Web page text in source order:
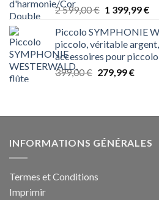
2 599,00€ Le
initial
était :
2 599,00 €.
1 399,99€Le
1
Piccolo SYMPHONIE
piccolo, véritable
accessoires pour
399,00€ Le
279,99€Le
INFORMATIONS GÉNÉRALES
Termes et Conditions
Imprimir